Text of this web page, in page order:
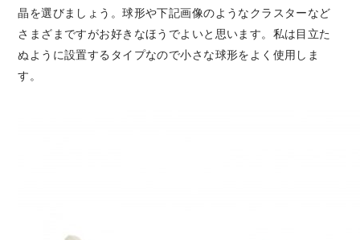
晶を選びましょう。球形や下記画像のようなクラスターなど
さまざまですがお好きなほうでよいと思います。私は目立た
ぬように設置するタイプなので小さな球形をよく使用しま
す。